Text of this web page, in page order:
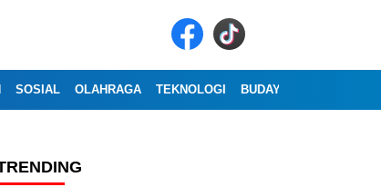
SOSIAL OLAHRAGA TEKNOLOGI BUDAYA